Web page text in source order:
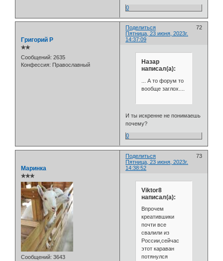
0
Поделиться
72
Пятница, 23 июня, 2023г.
14:37:09
Григорий Р
✯✯
Сообщений: 2635
Конфессия: Православный
Назар
написал(а):
... А то форум то
вообще заглох....
И ты искренне не понимаешь
почему?
0
Поделиться
73
Пятница, 23 июня, 2023г.
14:38:52
Маринка
✯✯✯
Сообщений: 3643
Viktor8
написал(а):
Впрочем
креатившики
почти все
свалили из
России,сейчас
этот караван
потянулся